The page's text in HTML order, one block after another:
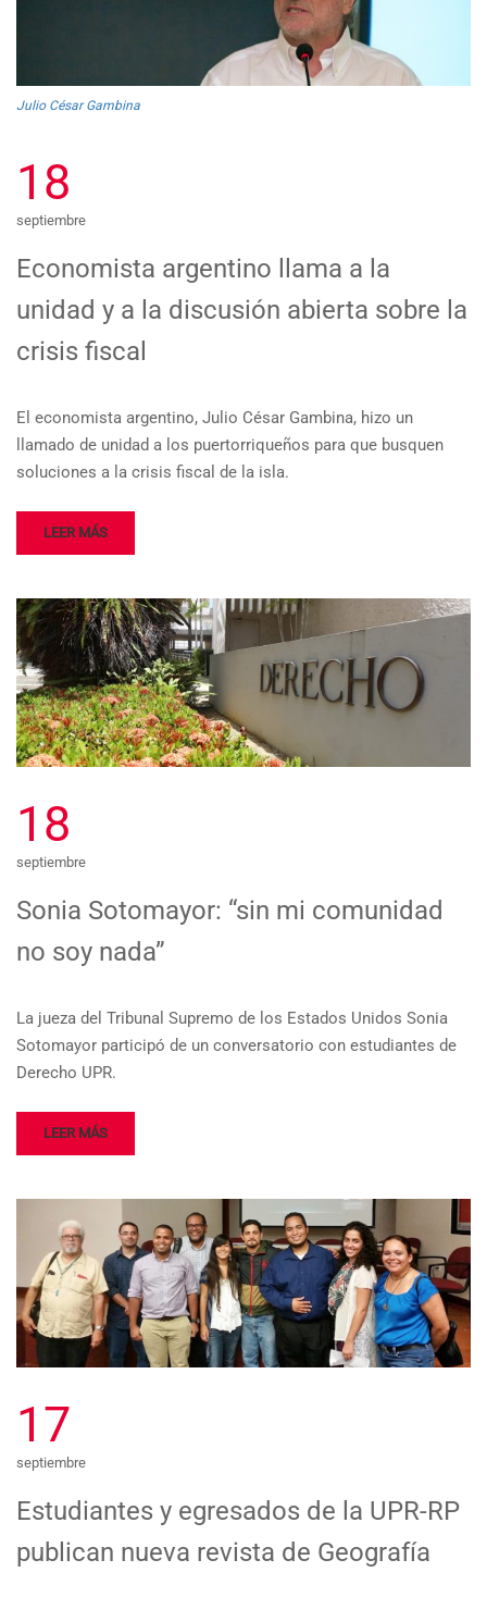
Julio César Gambina
18
septiembre
Economista argentino llama a la
unidad y a la discusión abierta sobre la
crisis fiscal
El economista argentino, Julio César Gambina, hizo un
llamado de unidad a los puertorriqueños para que busquen
soluciones a la crisis fiscal de la isla.
LEER MÁS
18
septiembre
Sonia Sotomayor: “sin mi comunidad
no soy nada”
La jueza del Tribunal Supremo de los Estados Unidos Sonia
Sotomayor participó de un conversatorio con estudiantes de
Derecho UPR.
LEER MÁS
17
septiembre
Estudiantes y egresados de la UPR-RP
publican nueva revista de Geografía